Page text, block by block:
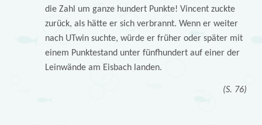
die Zahl um ganze hundert Punkte! Vincent zuckte
zurück, als hätte er sich verbrannt. Wenn er weiter
nach UTwin suchte, würde er früher oder später mit
einem Punktestand unter fünfhundert auf einer der
Leinwände am Eisbach landen.
(S. 76)